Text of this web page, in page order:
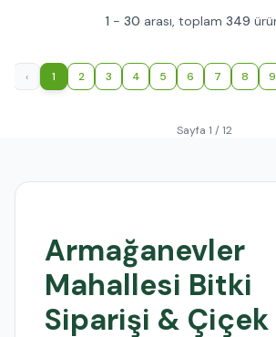
1 - 30 arası, toplam 349
‹ 1 2 3 4 5 6 7 8 9
Sayfa 1 / 12
Armağanevler
Mahallesi Bitki
Siparişi & Çiçek